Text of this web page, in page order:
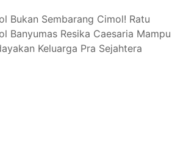
Bukan Sembarang Cimol! Ratu
Banyumas Resika Caesaria Mampu
Keluarga Pra Sejahtera